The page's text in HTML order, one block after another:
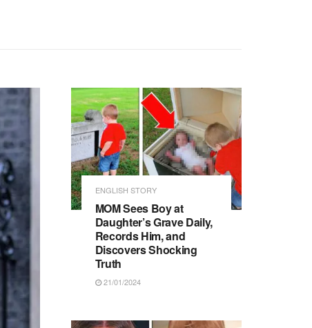
ENGLISH STORY
MOM Sees Boy at
Daughter’s Grave Daily,
Records Him, and
Discovers Shocking
Truth
21/01/2024